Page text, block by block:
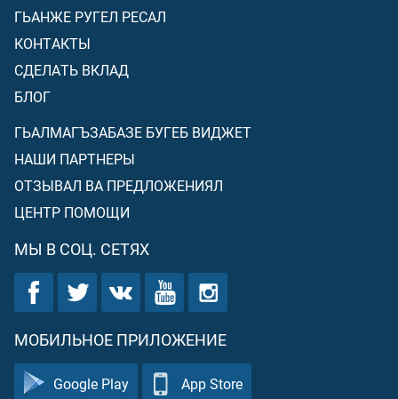
ГЬАНЖЕ РУГЕЛ РЕСАЛ
КОНТАКТЫ
СДЕЛАТЬ ВКЛАД
БЛОГ
ГЬАЛМАГЪЗАБАЗЕ БУГЕБ ВИДЖЕТ
НАШИ ПАРТНЕРЫ
ОТЗЫВАЛ ВА ПРЕДЛОЖЕНИЯЛ
ЦЕНТР ПОМОЩИ
МЫ В СОЦ. СЕТЯХ
МОБИЛЬНОЕ ПРИЛОЖЕНИЕ
Google Play App Store